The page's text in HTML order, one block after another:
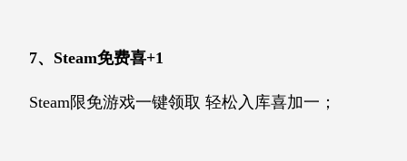
7、Steam免费喜+1
Steam限免游戏一键领取 轻松入库喜加一；